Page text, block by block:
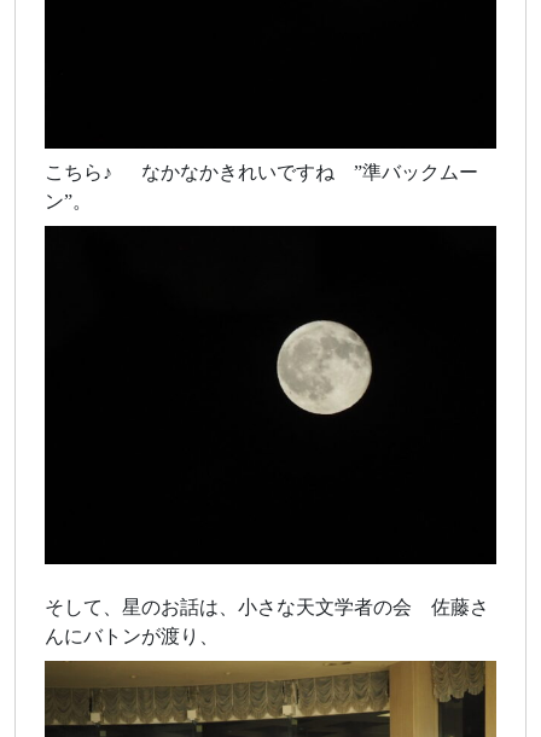
こちら♪ なかなかきれいですね ”準バックムー
ン”。
そして、星のお話は、小さな天文学者の会 佐藤さ
んにバトンが渡り、